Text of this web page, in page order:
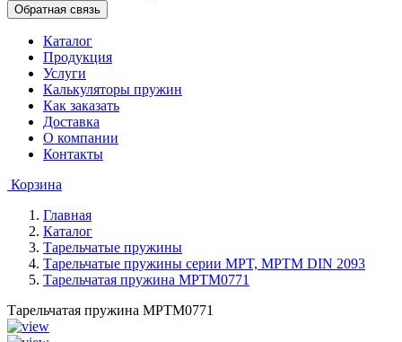
Обратная связь
Каталог
Продукция
Услуги
Калькуляторы пружин
Как заказать
Доставка
О компании
Контакты
Корзина
Главная
Каталог
Тарельчатые пружины
Тарельчатые пружины серии MPT, MPTM DIN 2093
Тарельчатая пружина MPTM0771
Тарельчатая пружина MPTM0771